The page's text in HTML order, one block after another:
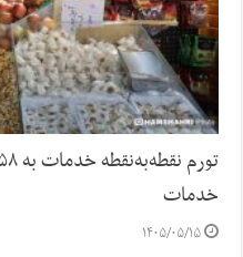
خدمات
۱۴۰۵/۰۵/۱۵